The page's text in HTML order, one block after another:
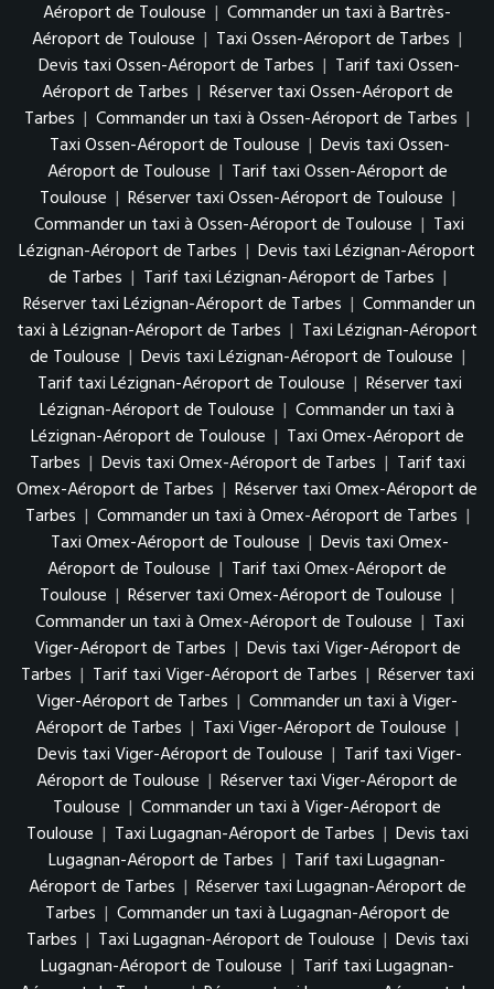
Aéroport de Toulouse | Commander un taxi à Bartrès-
Aéroport de Toulouse | Taxi Ossen-Aéroport de Tarbes |
Devis taxi Ossen-Aéroport de Tarbes | Tarif taxi Ossen-
Aéroport de Tarbes | Réserver taxi Ossen-Aéroport de
Tarbes | Commander un taxi à Ossen-Aéroport de Tarbes |
Taxi Ossen-Aéroport de Toulouse | Devis taxi Ossen-
Aéroport de Toulouse | Tarif taxi Ossen-Aéroport de
Toulouse | Réserver taxi Ossen-Aéroport de Toulouse |
Commander un taxi à Ossen-Aéroport de Toulouse | Taxi
Lézignan-Aéroport de Tarbes | Devis taxi Lézignan-Aéroport
de Tarbes | Tarif taxi Lézignan-Aéroport de Tarbes |
Réserver taxi Lézignan-Aéroport de Tarbes | Commander un
taxi à Lézignan-Aéroport de Tarbes | Taxi Lézignan-Aéroport
de Toulouse | Devis taxi Lézignan-Aéroport de Toulouse |
Tarif taxi Lézignan-Aéroport de Toulouse | Réserver taxi
Lézignan-Aéroport de Toulouse | Commander un taxi à
Lézignan-Aéroport de Toulouse | Taxi Omex-Aéroport de
Tarbes | Devis taxi Omex-Aéroport de Tarbes | Tarif taxi
Omex-Aéroport de Tarbes | Réserver taxi Omex-Aéroport de
Tarbes | Commander un taxi à Omex-Aéroport de Tarbes |
Taxi Omex-Aéroport de Toulouse | Devis taxi Omex-
Aéroport de Toulouse | Tarif taxi Omex-Aéroport de
Toulouse | Réserver taxi Omex-Aéroport de Toulouse |
Commander un taxi à Omex-Aéroport de Toulouse | Taxi
Viger-Aéroport de Tarbes | Devis taxi Viger-Aéroport de
Tarbes | Tarif taxi Viger-Aéroport de Tarbes | Réserver taxi
Viger-Aéroport de Tarbes | Commander un taxi à Viger-
Aéroport de Tarbes | Taxi Viger-Aéroport de Toulouse |
Devis taxi Viger-Aéroport de Toulouse | Tarif taxi Viger-
Aéroport de Toulouse | Réserver taxi Viger-Aéroport de
Toulouse | Commander un taxi à Viger-Aéroport de
Toulouse | Taxi Lugagnan-Aéroport de Tarbes | Devis taxi
Lugagnan-Aéroport de Tarbes | Tarif taxi Lugagnan-
Aéroport de Tarbes | Réserver taxi Lugagnan-Aéroport de
Tarbes | Commander un taxi à Lugagnan-Aéroport de
Tarbes | Taxi Lugagnan-Aéroport de Toulouse | Devis taxi
Lugagnan-Aéroport de Toulouse | Tarif taxi Lugagnan-